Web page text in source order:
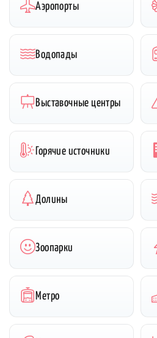
Аэропорты
Водопады
Выставочные центры
Горячие источники
Долины
Зоопарки
Метро